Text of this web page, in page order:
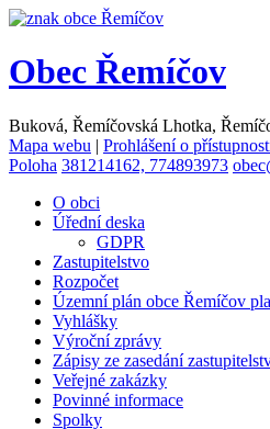
Obec Řemíčov
Buková, Řemíčovská Lhotka,
Mapa webu | Prohlášení o
Poloha 381214162, 774893973
O obci
Úřední deska
GDPR
Zastupitelstvo
Rozpočet
Územní plán obce Řemíčov
Vyhlášky
Výroční zprávy
Zápisy ze zasedání
Veřejné zakázky
Povinné informace
Spolky